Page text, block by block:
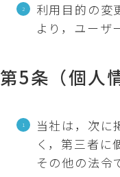
利用目的の変
より，ユーザ
第5条（個人
当社は，次に
く，第三者に
その他の法令